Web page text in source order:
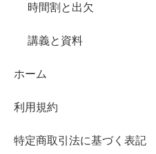
時間割と出欠
講義と資料
ホーム
利用規約
特定商取引法に基づく表記